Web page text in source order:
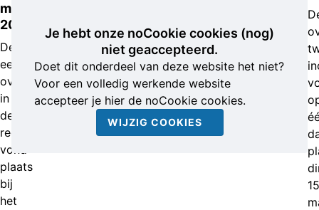
maart
2022
De
eerste
overval
in
de
reeks
vond
plaats
bij
het
Je hebt onze noCookie cookies (nog)
niet geaccepteerd.
Doet dit onderdeel van deze website het niet?
Voor een volledig werkende website
accepteer je hier de noCookie cookies.
WIJZIG COOKIES
15